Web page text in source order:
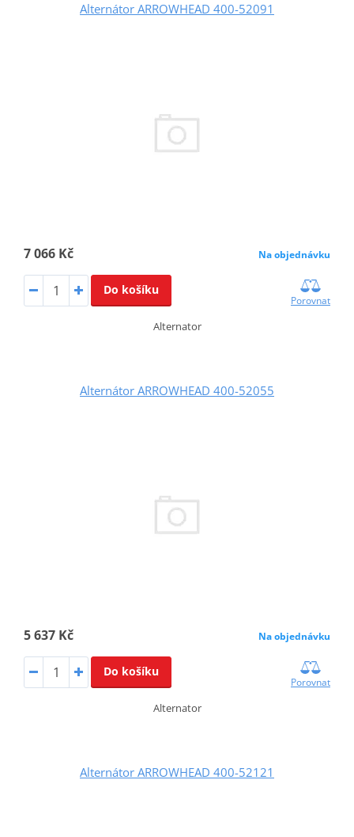
Alternátor ARROWHEAD 400-52091
7 066 Kč Na objednávku
Do košíku
Porovnat
Alternator
Alternátor ARROWHEAD 400-52055
5 637 Kč Na objednávku
Do košíku
Porovnat
Alternator
Alternátor ARROWHEAD 400-52121